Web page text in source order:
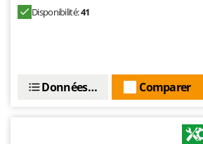
Trotec
Udor
Disponibilité:41
Comparer
Données techniques